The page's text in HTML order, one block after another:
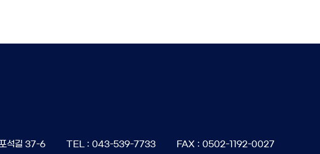
석길 37-6 TEL : 043-539-7733 FAX : 0502-1192-0027